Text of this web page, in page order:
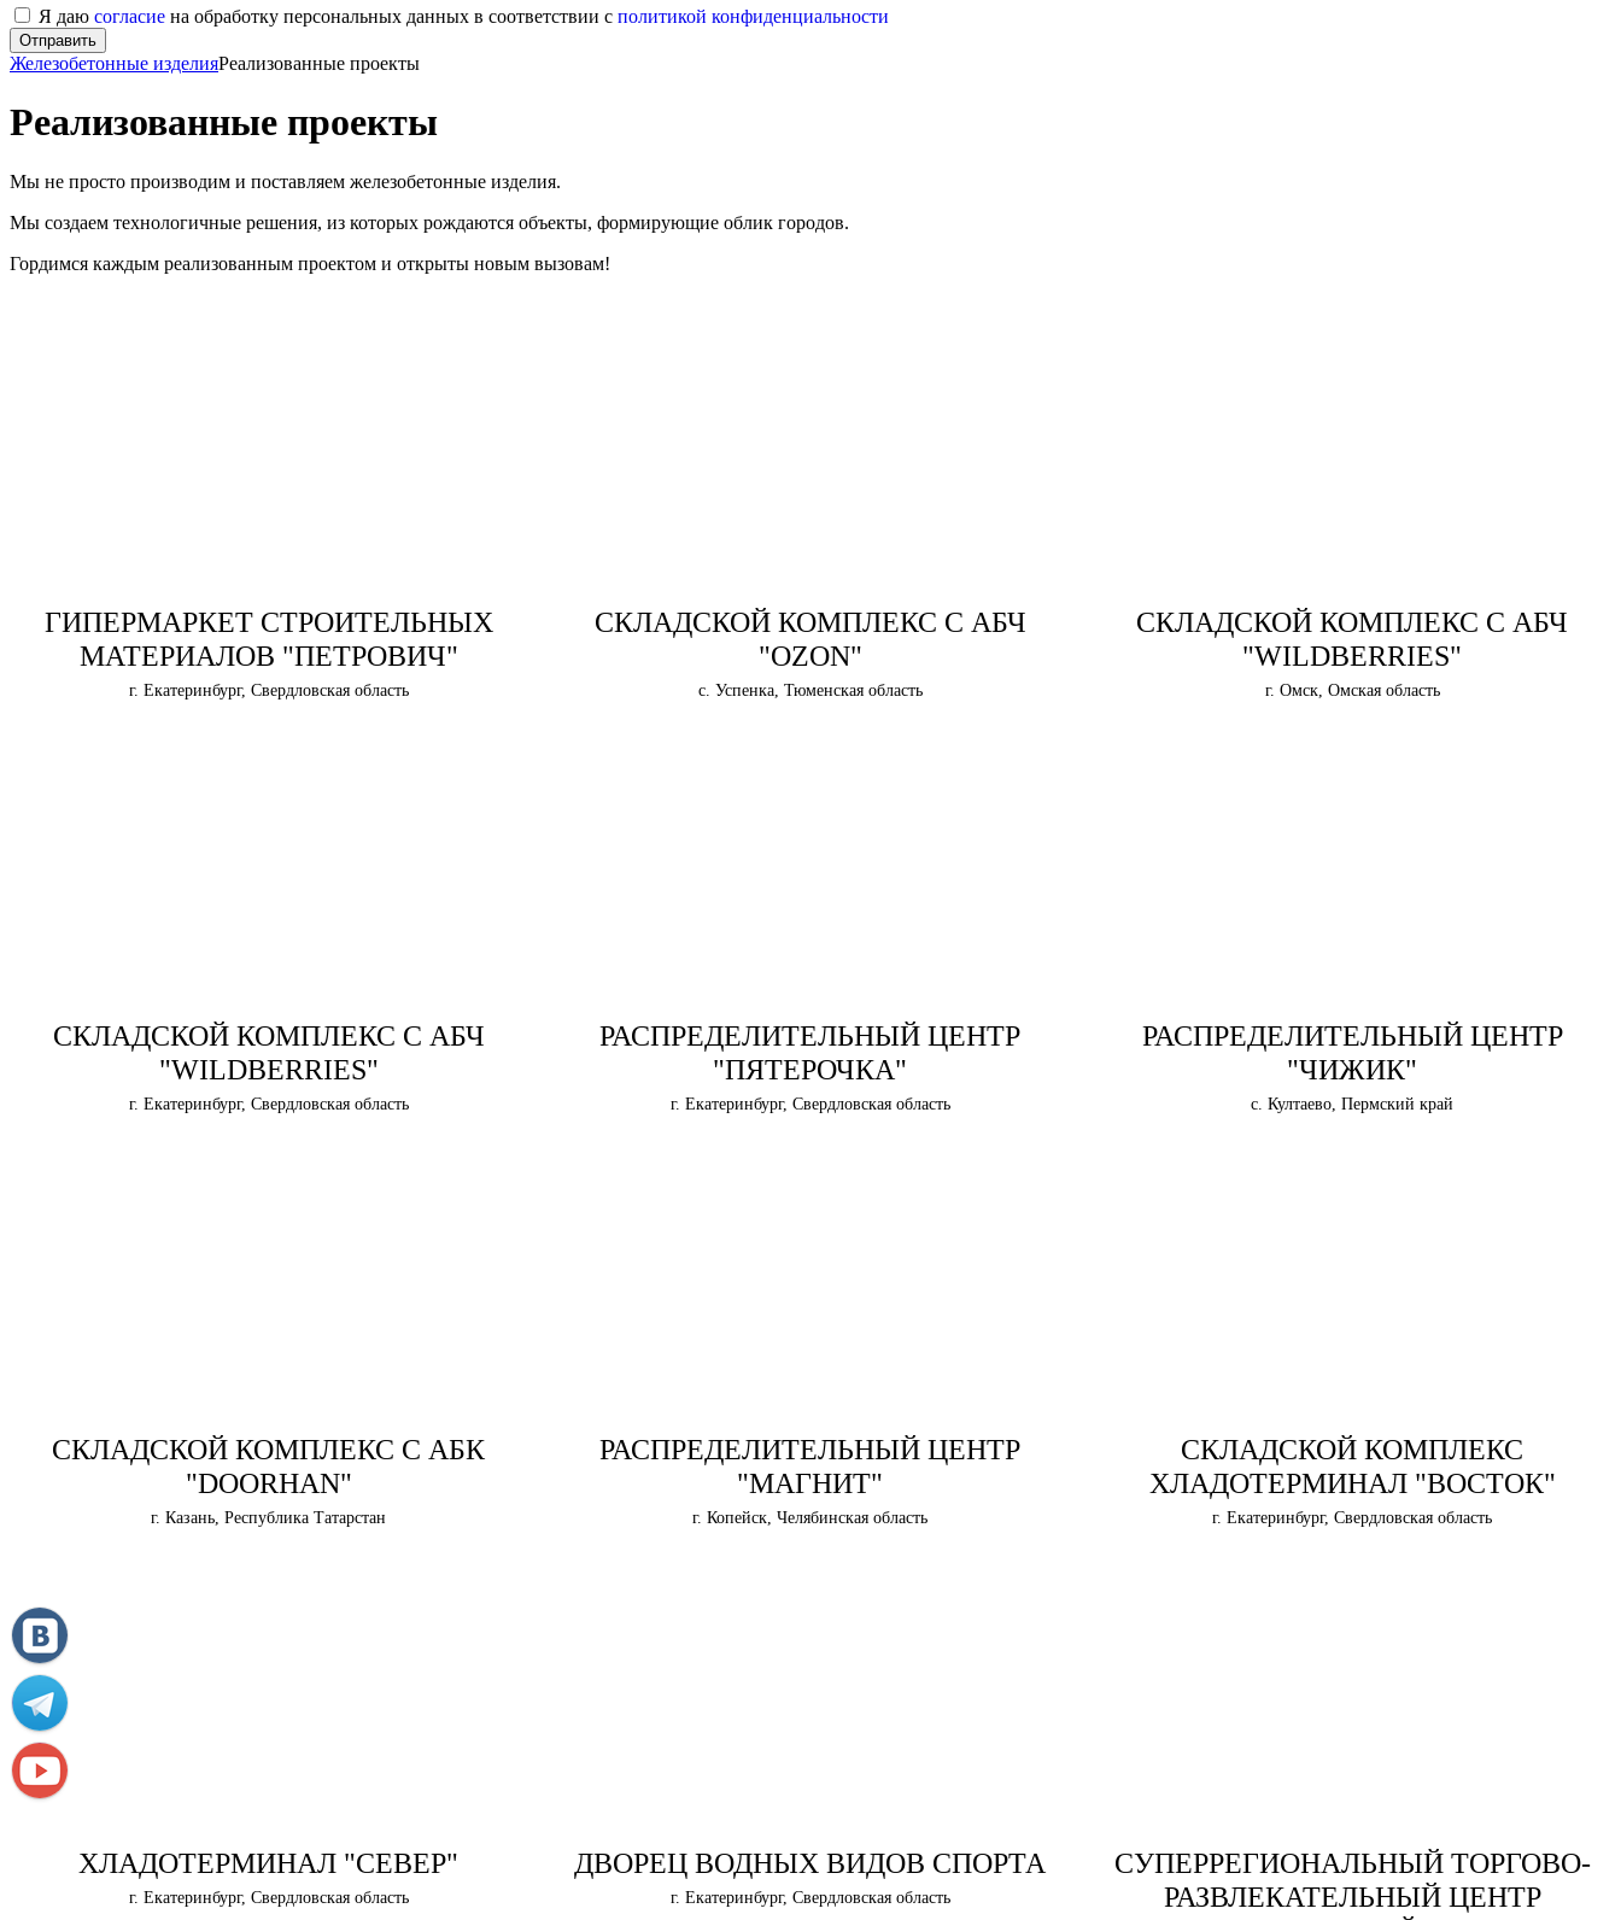
Я даю согласие на обработку персональных данных в соответствии с политикой конфиденциальности
Железобетонные изделияРеализованные проекты
Реализованные проекты
Мы не просто производим и поставляем железобетонные изделия.
Мы создаем технологичные решения, из которых рождаются объекты, формирующие облик городов.
Гордимся каждым реализованным проектом и открыты новым вызовам!
ГИПЕРМАРКЕТ СТРОИТЕЛЬНЫХ
МАТЕРИАЛОВ "ПЕТРОВИЧ"
г. Екатеринбург, Свердловская область
СКЛАДСКОЙ КОМПЛЕКС С АБЧ
"OZON"
с. Успенка, Тюменская область
СКЛАДСКОЙ КОМПЛЕКС С АБЧ
"WILDBERRIES"
г. Омск, Омская область
СКЛАДСКОЙ КОМПЛЕКС С АБЧ
"WILDBERRIES"
г. Екатеринбург, Свердловская область
РАСПРЕДЕЛИТЕЛЬНЫЙ ЦЕНТР
"ПЯТЕРОЧКА"
г. Екатеринбург, Свердловская область
РАСПРЕДЕЛИТЕЛЬНЫЙ ЦЕНТР
"ЧИЖИК"
с. Култаево, Пермский край
СКЛАДСКОЙ КОМПЛЕКС С АБК
"DOORHAN"
г. Казань, Республика Татарстан
РАСПРЕДЕЛИТЕЛЬНЫЙ ЦЕНТР
"МАГНИТ"
г. Копейск, Челябинская область
СКЛАДСКОЙ КОМПЛЕКС
ХЛАДОТЕРМИНАЛ "ВОСТОК"
г. Екатеринбург, Свердловская область
ХЛАДОТЕРМИНАЛ "СЕВЕР"
г. Екатеринбург, Свердловская область
ДВОРЕЦ ВОДНЫХ ВИДОВ СПОРТА
г. Екатеринбург, Свердловская область
СУПЕРРЕГИОНАЛЬНЫЙ ТОРГОВО-
РАЗВЛЕКАТЕЛЬНЫЙ ЦЕНТР